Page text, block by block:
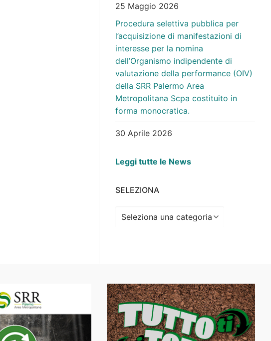
25 Maggio 2026
Procedura selettiva pubblica per
l’acquisizione di manifestazioni di
interesse per la nomina
dell’Organismo indipendente di
valutazione della performance (OIV)
della SRR Palermo Area
Metropolitana Scpa costituito in
forma monocratica.
30 Aprile 2026
Leggi tutte le News
SELEZIONA
Seleziona